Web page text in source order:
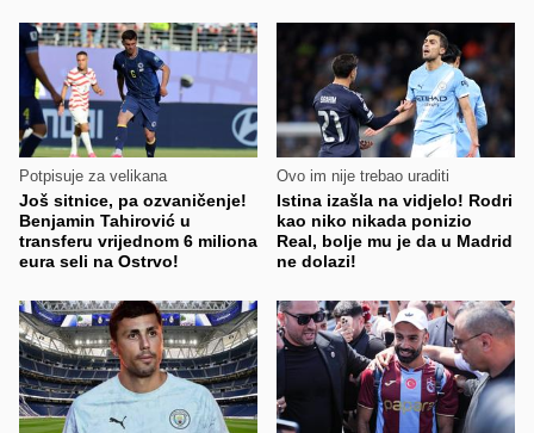
Potpisuje za velikana
Još sitnice, pa ozvaničenje!
Benjamin Tahirović u
transferu vrijednom 6 miliona
eura seli na Ostrvo!
Ovo im nije trebao uraditi
Istina izašla na vidjelo! Rodri
kao niko nikada ponizio
Real, bolje mu je da u Madrid
ne dolazi!